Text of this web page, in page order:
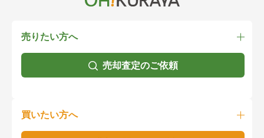
売りたい方へ
売却査定のご依頼
買いたい方へ